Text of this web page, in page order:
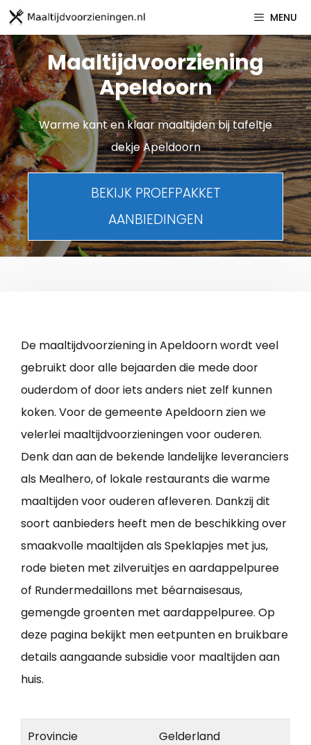
Spring
naar
inhoud
MENU
Maaltijdvoorziening
Apeldoorn
Warme kant en klaar maaltijden bij tafeltje
dekje Apeldoorn
BEKIJK PROEFPAKKET
AANBIEDINGEN
De maaltijdvoorziening in Apeldoorn wordt veel
gebruikt door alle bejaarden die mede door
ouderdom of door iets anders niet zelf kunnen
koken. Voor de gemeente Apeldoorn zien we
velerlei maaltijdvoorzieningen voor ouderen.
Denk dan aan de bekende landelijke leveranciers
als Mealhero, of lokale restaurants die warme
maaltijden voor ouderen afleveren. Dankzij dit
soort aanbieders heeft men de beschikking over
smaakvolle maaltijden als Speklapjes met jus,
rode bieten met zilveruitjes en aardappelpuree
of Rundermedaillons met béarnaisesaus,
gemengde groenten met aardappelpuree. Op
deze pagina bekijkt men eetpunten en bruikbare
details aangaande subsidie voor maaltijden aan
huis.
Provincie Gelderland